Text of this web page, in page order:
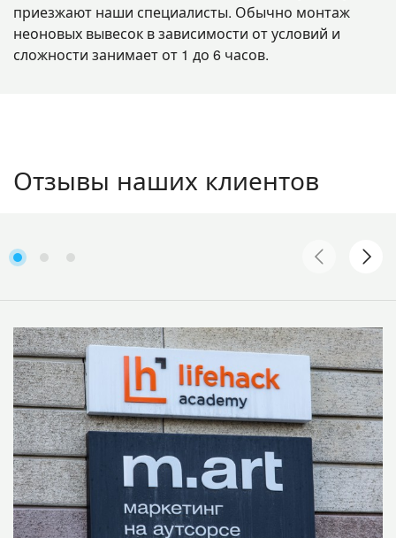
приезжают наши специалисты. Обычно монтаж
неоновых вывесок в зависимости от условий и
сложности занимает от 1 до 6 часов.
Отзывы наших клиентов